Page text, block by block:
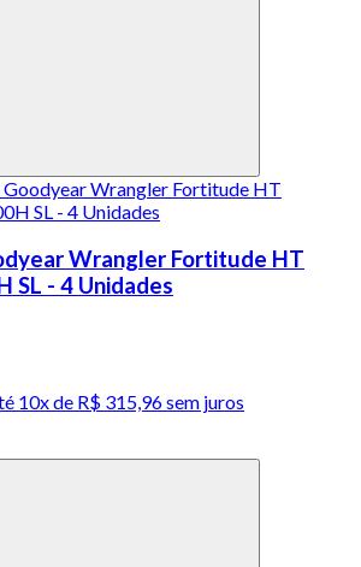
Wrangler Fortitude HT
SL - 4 Unidades
10x de R$ 315,96 sem juros